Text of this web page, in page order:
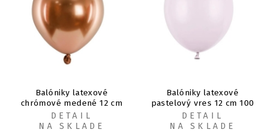
Balóniky latexové
chrómové medené 12 cm
50 ks
DETAIL
NA SKLADE
Balóniky latexové
pastelový vres 12 cm 100
ks
DETAIL
NA SKLADE